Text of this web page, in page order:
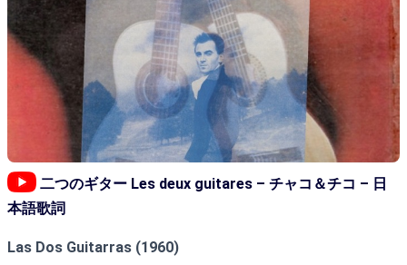
二つのギター Les deux guitares – チャコ＆チコ – 日
本語歌詞
Las Dos Guitarras (1960)